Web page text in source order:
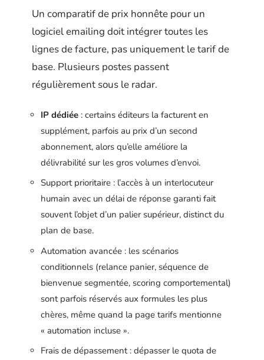
Un comparatif de prix honnête pour un
logiciel emailing doit intégrer toutes les
lignes de facture, pas uniquement le tarif de
base. Plusieurs postes passent
régulièrement sous le radar.
IP dédiée : certains éditeurs la facturent en
supplément, parfois au prix d’un second
abonnement, alors qu’elle améliore la
délivrabilité sur les gros volumes d’envoi.
Support prioritaire : l’accès à un interlocuteur
humain avec un délai de réponse garanti fait
souvent l’objet d’un palier supérieur, distinct du
plan de base.
Automation avancée : les scénarios
conditionnels (relance panier, séquence de
bienvenue segmentée, scoring comportemental)
sont parfois réservés aux formules les plus
chères, même quand la page tarifs mentionne
« automation incluse ».
Frais de dépassement : dépasser le quota de